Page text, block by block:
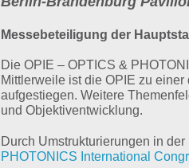
Messebeteiligung der
Die OPIE – OPTICS &
Mittlerweile ist die OPIE zu
aufgestiegen. Weitere
und Objektiventwicklung.
Durch Umstrukturierungen in
PHOTONICS International